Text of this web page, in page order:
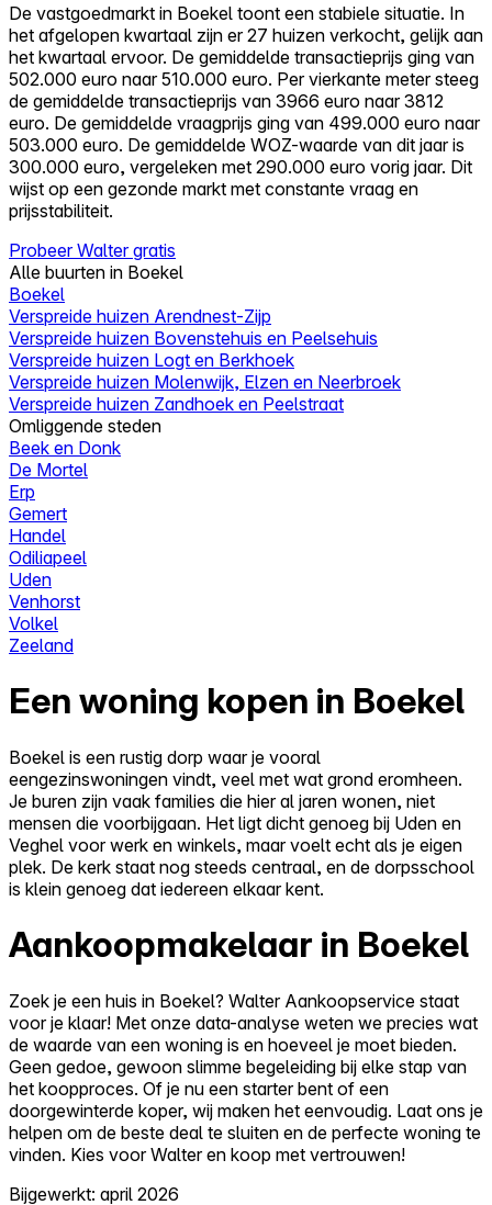
Alles-in-één
Reviews
Prijzen
Log in
Probeer Walter gratis
De vastgoedmarkt in Boekel toont een stabiele situatie. In
het afgelopen kwartaal zijn er 27 huizen verkocht, gelijk aan
het kwartaal ervoor. De gemiddelde transactieprijs ging van
502.000 euro naar 510.000 euro. Per vierkante meter steeg
de gemiddelde transactieprijs van 3966 euro naar 3812
euro. De gemiddelde vraagprijs ging van 499.000 euro naar
503.000 euro. De gemiddelde WOZ-waarde van dit jaar is
300.000 euro, vergeleken met 290.000 euro vorig jaar. Dit
wijst op een gezonde markt met constante vraag en
prijsstabiliteit.
Probeer Walter gratis
Alle buurten in Boekel
Boekel
Verspreide huizen Arendnest-Zijp
Verspreide huizen Bovenstehuis en Peelsehuis
Verspreide huizen Logt en Berkhoek
Verspreide huizen Molenwijk, Elzen en Neerbroek
Verspreide huizen Zandhoek en Peelstraat
Omliggende steden
Beek en Donk
De Mortel
Erp
Gemert
Handel
Odiliapeel
Uden
Venhorst
Volkel
Zeeland
Een woning kopen in Boekel
Boekel is een rustig dorp waar je vooral
eengezinswoningen vindt, veel met wat grond eromheen.
Je buren zijn vaak families die hier al jaren wonen, niet
mensen die voorbijgaan. Het ligt dicht genoeg bij Uden en
Veghel voor werk en winkels, maar voelt echt als je eigen
plek. De kerk staat nog steeds centraal, en de dorpsschool
is klein genoeg dat iedereen elkaar kent.
Aankoopmakelaar in Boekel
Zoek je een huis in Boekel? Walter Aankoopservice staat
voor je klaar! Met onze data-analyse weten we precies wat
de waarde van een woning is en hoeveel je moet bieden.
Geen gedoe, gewoon slimme begeleiding bij elke stap van
het koopproces. Of je nu een starter bent of een
doorgewinterde koper, wij maken het eenvoudig. Laat ons je
helpen om de beste deal te sluiten en de perfecte woning te
vinden. Kies voor Walter en koop met vertrouwen!
Bijgewerkt: april 2026